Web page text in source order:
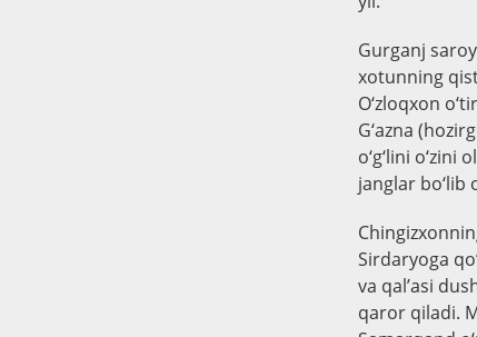
Gurganj
xotunning
O‘zloqxon
G‘azna
o‘g‘lini
janglar bo‘lib
Sirdaryoga
va qal’asi
qaror qiladi.